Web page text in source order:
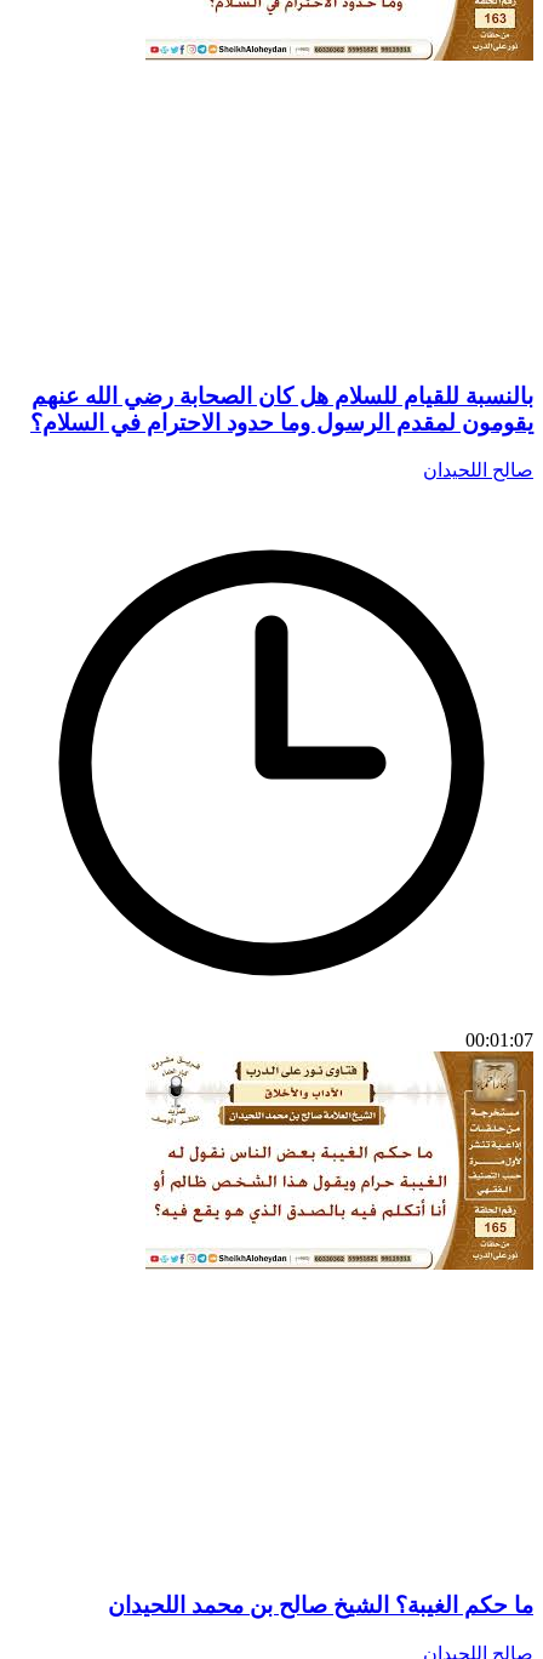
بالنسبة للقيام للسلام هل كان الصحابة رضي الله عنهم
يقومون لمقدم الرسول وما حدود الاحترام في السلام؟
صالح اللحيدان
00:01:07
ما حكم الغيبة؟ الشيخ صالح بن محمد اللحيدان
صالح اللحيدان